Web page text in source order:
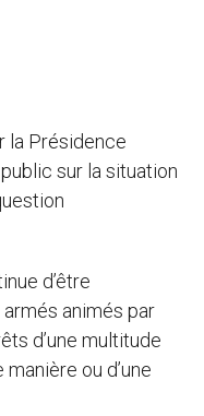
la Présidence
sur la situation
d’être
animés par
d’une multitude
ou d’une